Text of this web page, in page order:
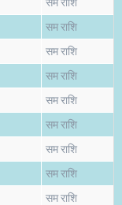
सम राशि
सम राशि
सम राशि
सम राशि
सम राशि
सम राशि
सम राशि
सम राशि